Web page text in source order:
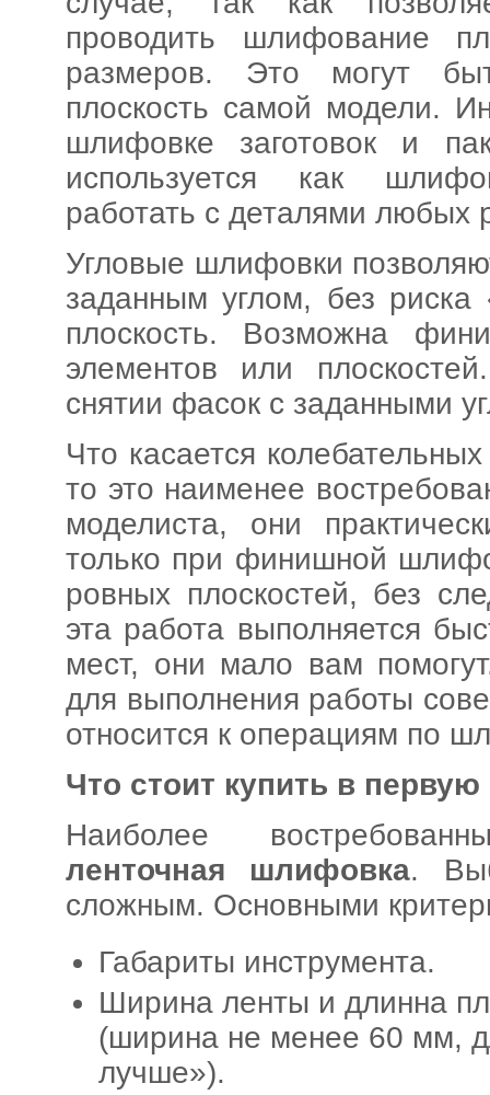
проводить шлифование
размеров. Это могут
плоскость самой модели.
шлифовке заготовок и
используется как
работать с деталями любых
Угловые шлифовки
заданным углом, без риска
плоскость. Возможна
элементов или
снятии фасок с заданными
Что касается
то это наименее
моделиста, они
только при финишной
ровных плоскостей, без
эта работа выполняется
мест, они мало вам
для выполнения работы
относится к операциям по
Что стоит купить в
Наиболее
ленточная шлифовка.
сложным. Основными
Габариты инструмента.
Ширина ленты и длинна
(ширина не менее 60 мм,
лучше»).